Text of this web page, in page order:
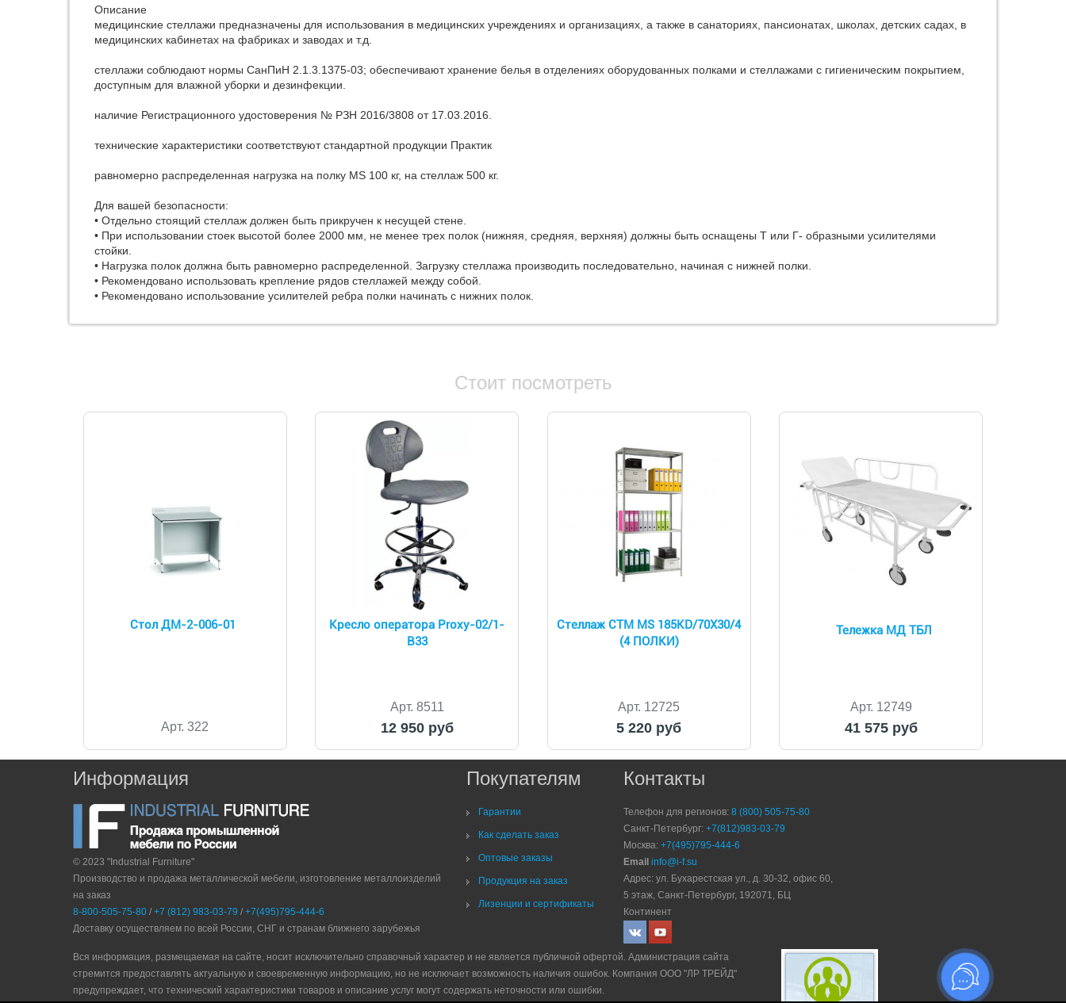
Описание
медицинские стеллажи предназначены для использования в медицинских учреждениях и организациях, а также в санаториях, пансионатах, школах, детских садах, в
медицинских кабинетах на фабриках и заводах и т.д.
стеллажи соблюдают нормы СанПиН 2.1.3.1375-03; обеспечивают хранение белья в отделениях оборудованных полками и стеллажами с гигиеническим покрытием,
доступным для влажной уборки и дезинфекции.
наличие Регистрационного удостоверения № РЗН 2016/3808 от 17.03.2016.
технические характеристики соответствуют стандартной продукции Практик
равномерно распределенная нагрузка на полку MS 100 кг, на стеллаж 500 кг.
Для вашей безопасности:
• Отдельно стоящий стеллаж должен быть прикручен к несущей стене.
• При использовании стоек высотой более 2000 мм, не менее трех полок (нижняя, средняя, верхняя) должны быть оснащены Т или Г- образными усилителями
стойки.
• Нагрузка полок должна быть равномерно распределенной. Загрузку стеллажа производить последовательно, начиная с нижней полки.
• Рекомендовано использовать крепление рядов стеллажей между собой.
• Рекомендовано использование усилителей ребра полки начинать с нижних полок.
Стоит посмотреть
Стол ДМ-2-006-01
Арт. 322
Кресло оператора Proxy-02/1-
В33
Арт. 8511
12 950 руб
Стеллаж СТМ MS 185KD/70Х30/4
(4 ПОЛКИ)
Арт. 12725
5 220 руб
Тележка МД ТБЛ
Арт. 12749
41 575 руб
Информация
© 2023 "Industrial Furniture"
Производство и продажа металлической мебели, изготовление металлоизделий
на заказ
8-800-505-75-80 / +7 (812) 983-03-79 / +7(495)795-444-6
Доставку осуществляем по всей России, СНГ и странам ближнего зарубежья
Покупателям
Гарантии
Как сделать заказ
Оптовые заказы
Продукция на заказ
Лизенции и сертификаты
Контакты
Телефон для регионов:8 (800) 505-75-80
Санкт-Петербург:+7(812)983-03-79
Москва:+7(495)795-444-6
Email info@i-f.su
Адрес: ул. Бухарестская ул., д. 30-32, офис 60,
5 этаж, Санкт-Петербург, 192071, БЦ
Континент
Вся информация, размещаемая на сайте, носит исключительно справочный характер и не является публичной офертой. Администрация сайта
стремится предоставлять актуальную и своевременную информацию, но не исключает возможность наличия ошибок. Компания ООО "ЛР ТРЕЙД"
прeдупрeждaeт, что технический характеристики товаров и описание услуг могут содержать неточности или ошибки.